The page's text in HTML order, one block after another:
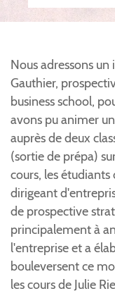
Nous adressons
Gauthier,
business school,
avons pu animer
auprès de deux
(sortie de prépa)
cours, les
dirigeant
de prospective
principalement à
l'entreprise et a
bouleversent ce
les cours de Julie